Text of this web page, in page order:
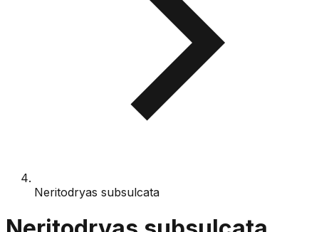
Neritodryas subsulcata